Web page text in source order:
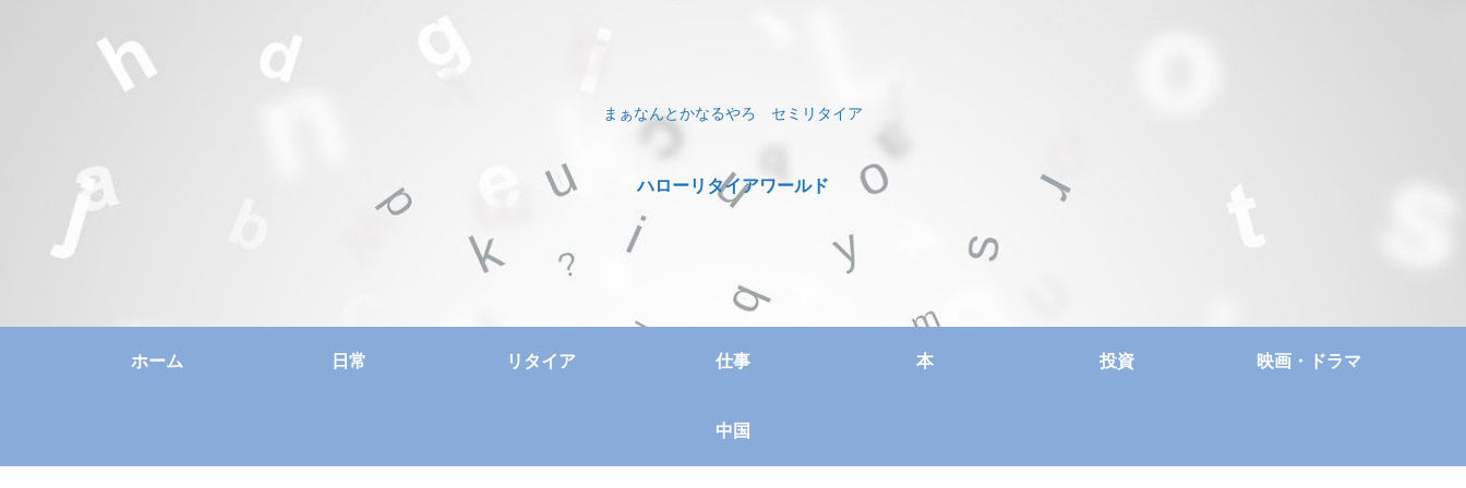
まぁなんとかなるやろ セミリタイア
ハローリタイアワールド
ホーム 日常 リタイア 仕事 本 投資 映画・ドラマ
中国